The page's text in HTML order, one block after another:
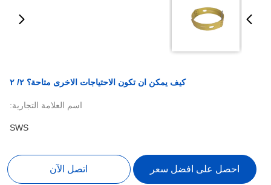
كيف يمكن ان تكون الاحتياجات الاخرى متاحة؟ ٢/ ٢
اسم العلامة التجارية:
SWS
احصل على افضل سعر اتصل الآن